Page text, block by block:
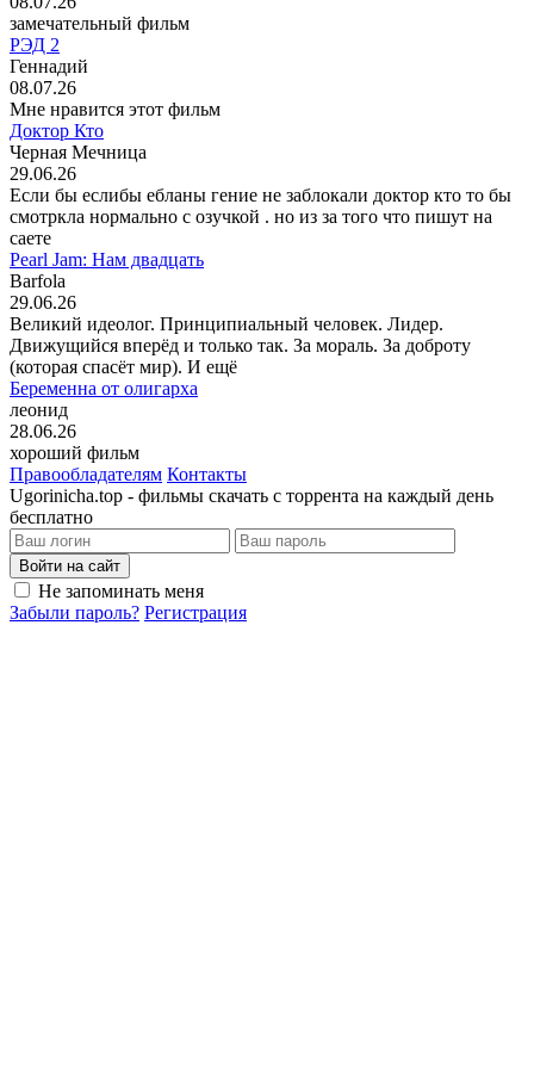
замечательный фильм
РЭД 2
Геннадий
08.07.26
Мне нравится этот фильм
Доктор Кто
Черная Мечница
29.06.26
Если бы еслибы ебланы гение не заблокали доктор кто то бы
смотркла нормально с озучкой . но из за того что пишут на
саете
Pearl Jam: Нам двадцать
Barfola
29.06.26
Великий идеолог. Принципиальный человек. Лидер.
Движущийся вперёд и только так. За мораль. За доброту
(которая спасёт мир). И ещё
Беременна от олигарха
леонид
28.06.26
хороший фильм
Правообладателям Контакты
Ugorinicha.top - фильмы скачать с торрента на каждый день
бесплатно
Войти на сайт
Не запоминать меня
Забыли пароль? Регистрация